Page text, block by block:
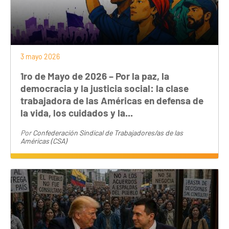
3 mayo 2026
1ro de Mayo de 2026 – Por la paz, la
democracia y la justicia social: la clase
trabajadora de las Américas en defensa de
la vida, los cuidados y la...
PorConfederación Sindical de Trabajadores/as de las
Américas (CSA)